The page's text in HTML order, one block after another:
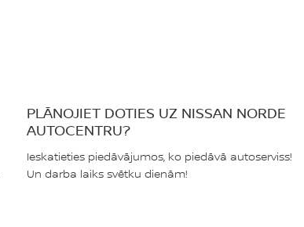
PLĀNOJIET DOTIES UZ NISSAN NORDE
AUTOCENTRU?
Ieskatieties piedāvājumos, ko piedāvā autoserviss!
Un darba laiks svētku dienām!